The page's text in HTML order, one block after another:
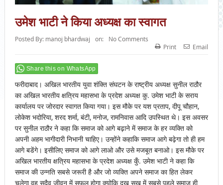
उमेश भाटी ने किया अध्यक्ष का स्वागत
Posted By: manoj bhardwaj on:
No Comments
Print
Email
Share this on WhatsApp
फरीदाबाद। अखिल भारतीय युवा शंक्ति संघटन के राष्ट्रीय अध्यक्ष सुनील राठौर
का अखिल भारतीय क्षत्रिय महासभा के प्रदेश अध्यक्ष कु. उमेश भाटी के सराय
कार्यालय पर जोरदार स्वागत किया गया। इस मौके पर यश प्रताप, दीपू चौहान,
लोकेश भदोरिया, शरद शर्मा, बंटी, मनोज, रामनिवास आदि उपस्थित थे। इस अवसर
पर सुनील राठौर ने कहा कि समाज को आगे बढ़ाने में समाज के हर व्यक्ति को
अपनी अहम भागीदारी निभानी चाहिए। उन्होंने कहाकि समाज आगे बढ़ेगा तो ही हम
आगे बडेंगे। इसीलिए समाज को आगे लाओ और उसे मजबूत बनाओ। इस मौके पर
अखिल भारतीय क्षत्रिय महासभा के प्रदेश अध्यक्ष कुँ. उमेश भाटी ने कहा कि
समाज की उन्नति सबसे जरूरी है और जो व्यक्ति अपने समाज का हित लेकर
चलेगा वह सदैव जीवन में सफल होगा क्योकि दुख सुख में सबसे पहले समाज ही